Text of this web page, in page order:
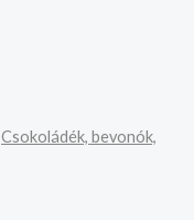
Csokoládék, bevonók,